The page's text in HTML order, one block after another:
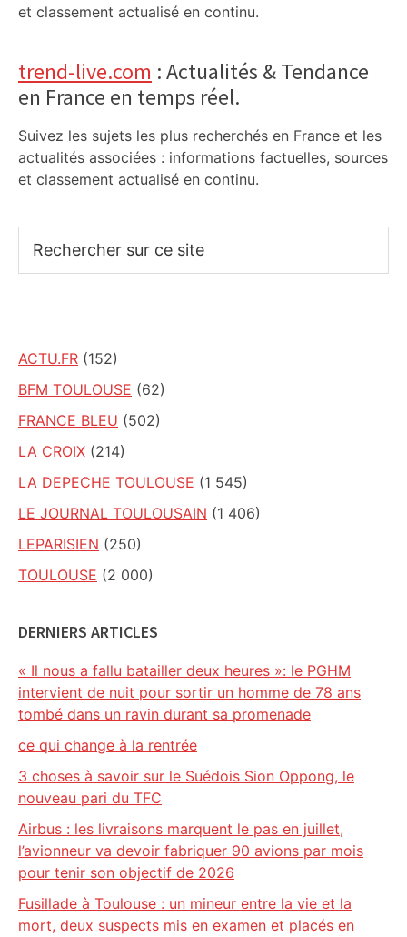
et classement actualisé en continu.
trend-live.com : Actualités & Tendance
en France en temps réel.
Suivez les sujets les plus recherchés en France et les
actualités associées : informations factuelles, sources
et classement actualisé en continu.
sur
ACTU.FR (152)
BFM TOULOUSE (62)
FRANCE BLEU (502)
LA CROIX (214)
LA DEPECHE TOULOUSE (1 545)
LE JOURNAL TOULOUSAIN (1 406)
LEPARISIEN (250)
TOULOUSE (2 000)
DERNIERS ARTICLES
« Il nous a fallu batailler deux heures »: le PGHM
intervient de nuit pour sortir un homme de 78 ans
tombé dans un ravin durant sa promenade
ce qui change à la rentrée
3 choses à savoir sur le Suédois Sion Oppong, le
nouveau pari du TFC
Airbus : les livraisons marquent le pas en juillet,
l’avionneur va devoir fabriquer 90 avions par mois
pour tenir son objectif de 2026
Fusillade à Toulouse : un mineur entre la vie et la
mort, deux suspects mis en examen et placés en